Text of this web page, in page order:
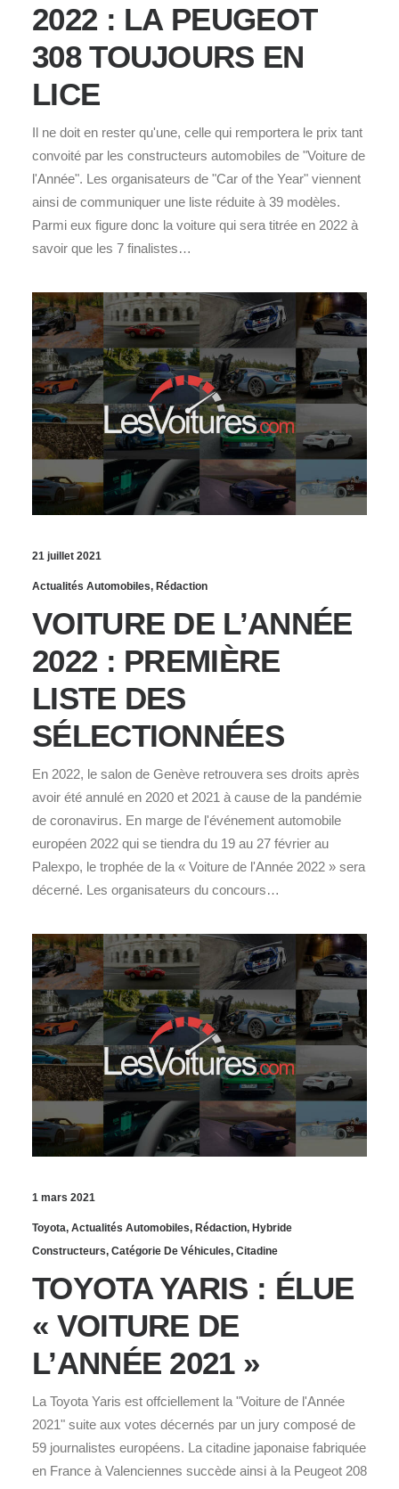
2022 : LA PEUGEOT
308 TOUJOURS EN
LICE
Il ne doit en rester qu'une, celle qui remportera le prix tant
convoité par les constructeurs automobiles de "Voiture de
l'Année". Les organisateurs de "Car of the Year" viennent
ainsi de communiquer une liste réduite à 39 modèles.
Parmi eux figure donc la voiture qui sera titrée en 2022 à
savoir que les 7 finalistes…
21 juillet 2021
Actualités Automobiles, Rédaction
VOITURE DE L’ANNÉE
2022 : PREMIÈRE
LISTE DES
SÉLECTIONNÉES
En 2022, le salon de Genève retrouvera ses droits après
avoir été annulé en 2020 et 2021 à cause de la pandémie
de coronavirus. En marge de l'événement automobile
européen 2022 qui se tiendra du 19 au 27 février au
Palexpo, le trophée de la « Voiture de l'Année 2022 » sera
décerné. Les organisateurs du concours…
1 mars 2021
Toyota, Actualités Automobiles, Rédaction, Hybride
Constructeurs, Catégorie De Véhicules, Citadine
TOYOTA YARIS : ÉLUE
« VOITURE DE
L’ANNÉE 2021 »
La Toyota Yaris est offciellement la "Voiture de l'Année
2021" suite aux votes décernés par un jury composé de
59 journalistes européens. La citadine japonaise fabriquée
en France à Valenciennes succède ainsi à la Peugeot 208